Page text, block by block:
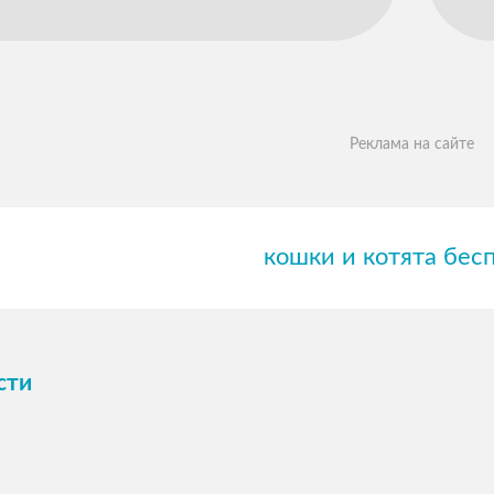
Реклама на сайте
кошки и котята